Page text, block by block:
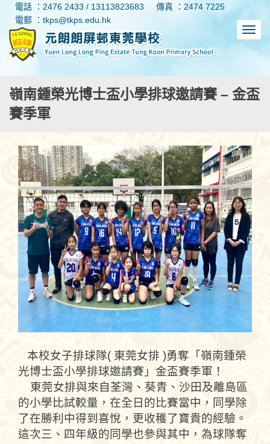
電話 ：2476 2433 / 13113823683
傳真 ：2474 7225
電郵 ：tkps@tkps.edu.hk
嶺南鍾榮光博士盃小學排球邀請賽 – 金盃
賽季軍
本校女子排球隊( 東莞女排 )勇奪「嶺南鍾榮
光博士盃小學排球邀請賽」金盃賽季軍！
東莞女排與來自荃灣、葵青、沙田及離島區
的小學比試較量，在全日的比賽當中，同學除
了在勝利中得到喜悅，更收穫了寶貴的經驗。
這次三、四年級的同學也參與其中，為球隊奪